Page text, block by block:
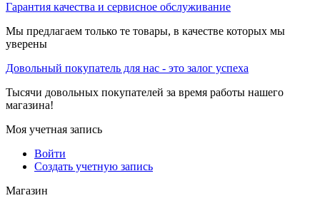
Гарантия качества и сервисное обслуживание
Мы предлагаем только те товары, в качестве которых мы
уверены
Довольный покупатель для нас - это залог успеха
Тысячи довольных покупателей за время работы нашего
магазина!
Моя учетная запись
Войти
Создать учетную запись
Магазин